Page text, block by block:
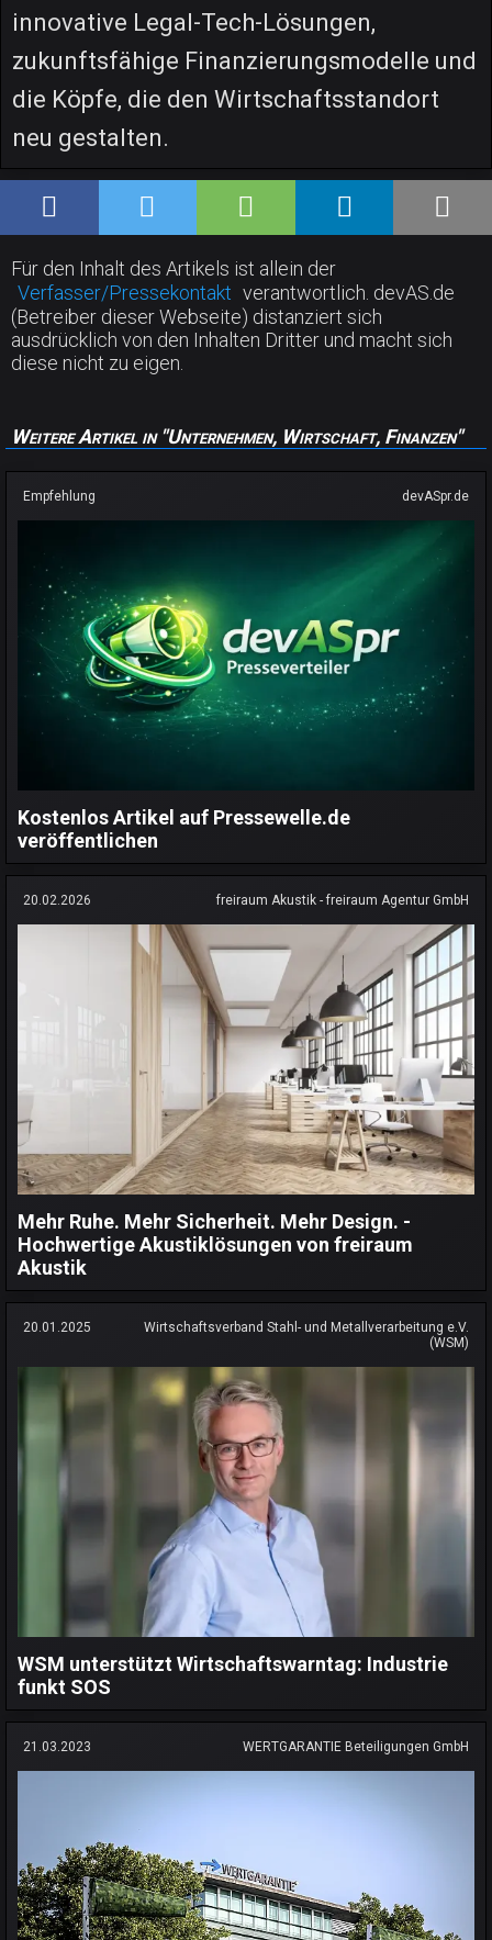
innovative Legal-Tech-Lösungen,
zukunftsfähige Finanzierungsmodelle und
die Köpfe, die den Wirtschaftsstandort
neu gestalten.
Für den Inhalt des Artikels ist allein der
Verfasser/Pressekontakt verantwortlich. devAS.de
(Betreiber dieser Webseite) distanziert sich
ausdrücklich von den Inhalten Dritter und macht sich
diese nicht zu eigen.
Weitere Artikel in "Unternehmen, Wirtschaft, Finanzen"
Empfehlung devASpr.de
Kostenlos Artikel auf Pressewelle.de
veröffentlichen
20.02.2026 freiraum Akustik - freiraum Agentur GmbH
Mehr Ruhe. Mehr Sicherheit. Mehr Design. -
Hochwertige Akustiklösungen von freiraum
Akustik
20.01.2025
Wirtschaftsverband Stahl- und Metallverarbeitung e.V.
(WSM)
WSM unterstützt Wirtschaftswarntag: Industrie
funkt SOS
21.03.2023 WERTGARANTIE Beteiligungen GmbH